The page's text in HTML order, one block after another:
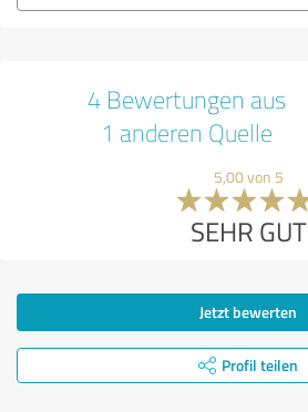
4 Bewertungen aus
1 anderen Quelle
5,00 von 5
SEHR GUT
Jetzt bewerten
Profil teilen